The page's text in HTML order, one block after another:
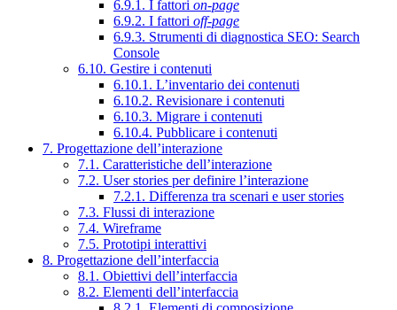
6.9.1. I fattori on-page
6.9.2. I fattori off-page
6.9.3. Strumenti di diagnostica SEO: Search
Console
6.10. Gestire i contenuti
6.10.1. L’inventario dei contenuti
6.10.2. Revisionare i contenuti
6.10.3. Migrare i contenuti
6.10.4. Pubblicare i contenuti
7. Progettazione dell’interazione
7.1. Caratteristiche dell’interazione
7.2. User stories per definire l’interazione
7.2.1. Differenza tra scenari e user stories
7.3. Flussi di interazione
7.4. Wireframe
7.5. Prototipi interattivi
8. Progettazione dell’interfaccia
8.1. Obiettivi dell’interfaccia
8.2. Elementi dell’interfaccia